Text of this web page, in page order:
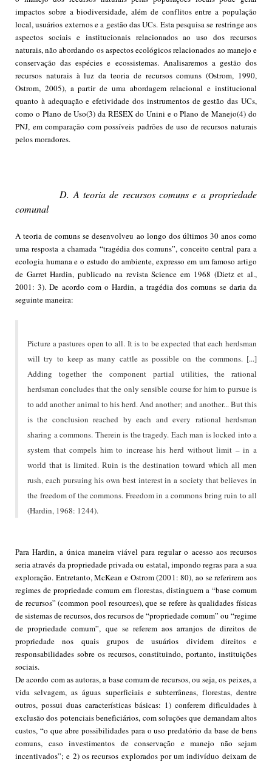
impactos sobre a biodiversidade, além de conflitos entre a população
local, usuários externos e a gestão das UCs. Esta pesquisa se restringe aos
aspectos sociais e institucionais relacionados ao uso dos recursos
naturais, não abordando os aspectos ecológicos relacionados ao manejo e
conservação das espécies e ecossistemas. Analisaremos a gestão dos
recursos naturais à luz da teoria de recursos comuns (Ostrom, 1990,
Ostrom, 2005), a partir de uma abordagem relacional e institucional
quanto à adequação e efetividade dos instrumentos de gestão das UCs,
como o Plano de Uso(3) da RESEX do Unini e o Plano de Manejo(4) do
PNJ, em comparação com possíveis padrões de uso de recursos naturais
pelos moradores.
D. A teoria de recursos comuns e a propriedade
comunal
A teoria de comuns se desenvolveu ao longo dos últimos 30 anos como
uma resposta a chamada “tragédia dos comuns”, conceito central para a
ecologia humana e o estudo do ambiente, expresso em um famoso artigo
de Garret Hardin, publicado na revista Science em 1968 (Dietz et al.,
2001: 3). De acordo com o Hardin, a tragédia dos comuns se daria da
seguinte maneira:
Picture a pastures open to all. It is to be expected that each herdsman
will try to keep as many cattle as possible on the commons. [...]
Adding together the component partial utilities, the rational
herdsman concludes that the only sensible course for him to pursue is
to add another animal to his herd. And another; and another... But this
is the conclusion reached by each and every rational herdsman
sharing a commons. Therein is the tragedy. Each man is locked into a
system that compels him to increase his herd without limit – in a
world that is limited. Ruin is the destination toward which all men
rush, each pursuing his own best interest in a society that believes in
the freedom of the commons. Freedom in a commons bring ruin to all
(Hardin, 1968: 1244).
Para Hardin, a única maneira viável para regular o acesso aos recursos
seria através da propriedade privada ou estatal, impondo regras para a sua
exploração. Entretanto, McKean e Ostrom (2001: 80), ao se referirem aos
regimes de propriedade comum em florestas, distinguem a “base comum
de recursos” (common pool resources), que se refere às qualidades físicas
de sistemas de recursos, dos recursos de “propriedade comum” ou “regime
de propriedade comum”, que se referem aos arranjos de direitos de
propriedade nos quais grupos de usuários dividem direitos e
responsabilidades sobre os recursos, constituindo, portanto, instituições
sociais.
De acordo com as autoras, a base comum de recursos, ou seja, os peixes, a
vida selvagem, as águas superficiais e subterrâneas, florestas, dentre
outros, possui duas características básicas: 1) conferem dificuldades à
exclusão dos potenciais beneficiários, com soluções que demandam altos
custos, “o que abre possibilidades para o uso predatório da base de bens
comuns, caso investimentos de conservação e manejo não sejam
incentivados”; e 2) os recursos explorados por um indivíduo deixam de